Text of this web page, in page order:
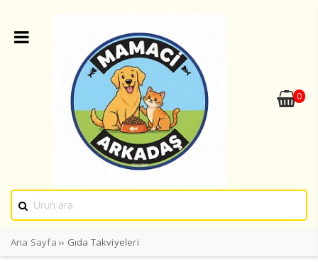
0
Ana Sayfa ›› Gıda Takviyeleri